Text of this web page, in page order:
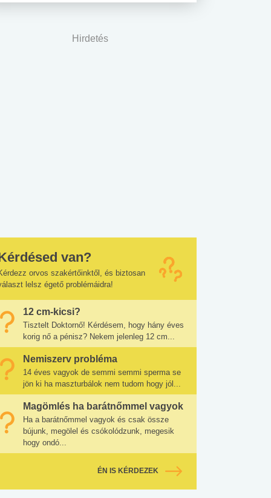
Hirdetés
van?
orvos szakértőinktől, és biztosan
lelsz égető problémáidra!
12 cm-kicsi?
Tisztelt Doktornő! Kérdésem, hogy hány éves
korig nő a pénisz? Nekem jelenleg 12 cm...
Nemiszerv probléma
14 éves vagyok de semmi semmi sperma se
jön ki ha maszturbálok nem tudom hogy jól...
Magömlés ha barátnőmmel vagyok
Ha a barátnőmmel vagyok és csak össze
bújunk, megölel és csókolódzunk, megesik
hogy ondó...
ÉN IS KÉRDEZEK